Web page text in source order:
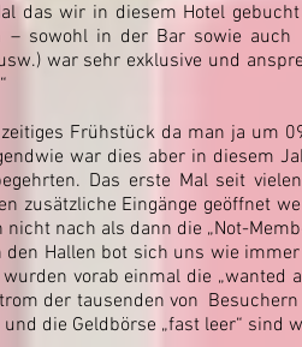
das wir in diesem Hotel
– sowohl in der Bar sowie
usw.) war sehr exklusive und
Frühstück da man ja um
war dies aber in diesem
Das erste Mal seit
zusätzliche Eingänge geöffnet
nach als dann die „Not-
Hallen bot sich uns wie
vorab einmal die
der tausenden von
und die Geldbörse „fast leer“